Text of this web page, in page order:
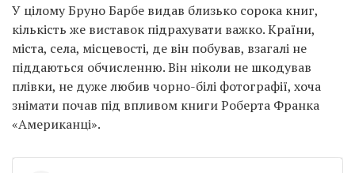
У цілому Бруно Барбе видав близько сорока книг,
кількість же виставок підрахувати важко. Країни,
міста, села, місцевості, де він побував, взагалі не
піддаються обчисленню. Він ніколи не шкодував
плівки, не дуже любив чорно-білі фотографії, хоча
знімати почав під впливом книги Роберта Франка
«Американці».